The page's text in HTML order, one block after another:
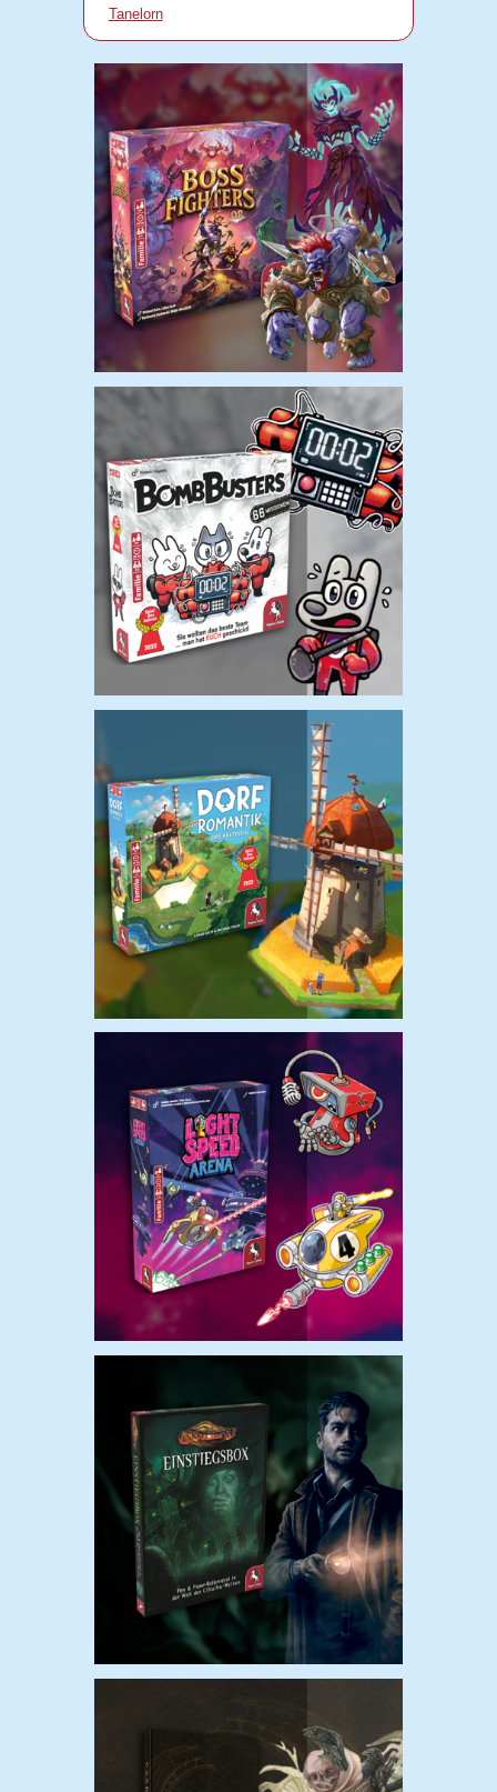
Tanelorn